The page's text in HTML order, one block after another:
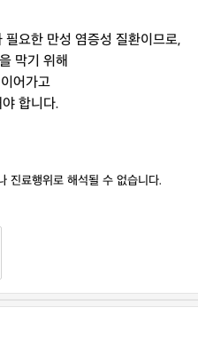
요한 만성 염증성 질환이므로,
막기 위해
어가고
합니다.
진료행위로 해석될 수 없습니다.